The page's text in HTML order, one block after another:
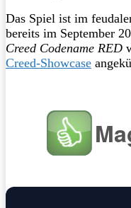
Das Spiel ist im
bereits im September
Creed Codename RED
Creed-Showcase